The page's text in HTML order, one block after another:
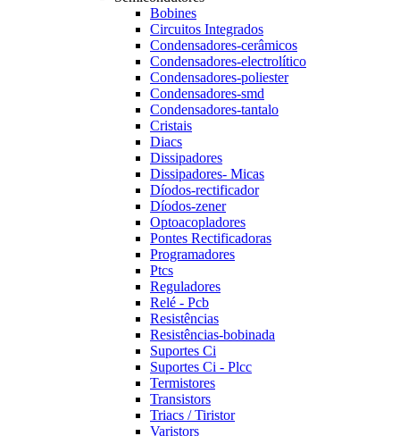
Bobines
Circuitos Integrados
Condensadores-cerâmicos
Condensadores-electrolítico
Condensadores-poliester
Condensadores-smd
Condensadores-tantalo
Cristais
Diacs
Dissipadores
Dissipadores- Micas
Díodos-rectificador
Díodos-zener
Optoacopladores
Pontes Rectificadoras
Programadores
Ptcs
Reguladores
Relé - Pcb
Resistências
Resistências-bobinada
Suportes Ci
Suportes Ci - Plcc
Termistores
Transistors
Triacs / Tiristor
Varistors